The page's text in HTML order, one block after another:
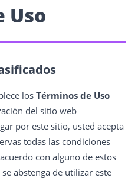
Uso
los Términos de Uso
del sitio web
por este sitio, usted acepta
todas las condiciones
con alguno de estos
abstenga de utilizar este